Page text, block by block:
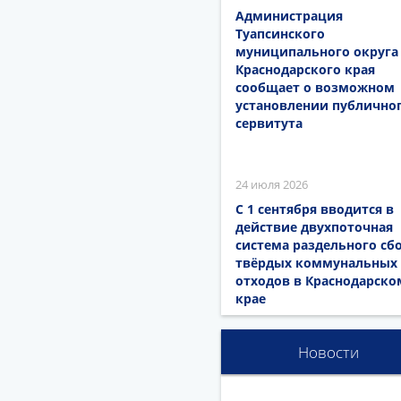
Администрация
Туапсинского
муниципального округа
Краснодарского края
сообщает о возможном
установлении
сервитута
24 июля 2026
С 1 сентября вводится в
действие двухпоточная
система раздельного
твёрдых коммунальных
отходов в
крае
Новости